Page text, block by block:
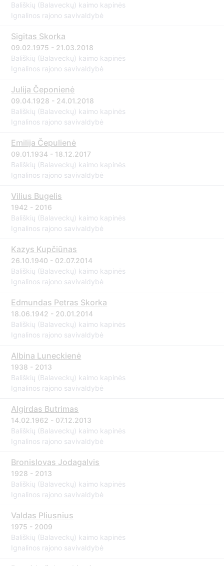
Bališkių (Balaveckų) kaimo kapinės
Ignalinos rajono savivaldybė
Sigitas Skorka
09.02.1975 - 21.03.2018
Bališkių (Balaveckų) kaimo kapinės
Ignalinos rajono savivaldybė
Julija Čeponienė
09.04.1928 - 24.01.2018
Bališkių (Balaveckų) kaimo kapinės
Ignalinos rajono savivaldybė
Emilija Čepulienė
09.01.1934 - 18.12.2017
Bališkių (Balaveckų) kaimo kapinės
Ignalinos rajono savivaldybė
Vilius Bugelis
1942 - 2016
Bališkių (Balaveckų) kaimo kapinės
Ignalinos rajono savivaldybė
Kazys Kupčiūnas
26.10.1940 - 02.07.2014
Bališkių (Balaveckų) kaimo kapinės
Ignalinos rajono savivaldybė
Edmundas Petras Skorka
18.06.1942 - 20.01.2014
Bališkių (Balaveckų) kaimo kapinės
Ignalinos rajono savivaldybė
Albina Luneckienė
1938 - 2013
Bališkių (Balaveckų) kaimo kapinės
Ignalinos rajono savivaldybė
Algirdas Butrimas
14.02.1962 - 07.12.2013
Bališkių (Balaveckų) kaimo kapinės
Ignalinos rajono savivaldybė
Bronislovas Jodagalvis
1928 - 2013
Bališkių (Balaveckų) kaimo kapinės
Ignalinos rajono savivaldybė
Valdas Pliusnius
1975 - 2009
Bališkių (Balaveckų) kaimo kapinės
Ignalinos rajono savivaldybė